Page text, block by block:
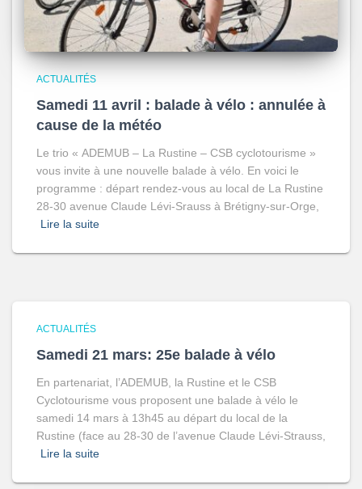
ACTUALITÉS
Samedi 11 avril : balade à vélo : annulée à
cause de la météo
Le trio « ADEMUB – La Rustine – CSB cyclotourisme »
vous invite à une nouvelle balade à vélo. En voici le
programme : départ rendez-vous au local de La Rustine
28-30 avenue Claude Lévi-Srauss à Brétigny-sur-Orge,
Lire la suite
ACTUALITÉS
Samedi 21 mars: 25e balade à vélo
En partenariat, l’ADEMUB, la Rustine et le CSB
Cyclotourisme vous proposent une balade à vélo le
samedi 14 mars à 13h45 au départ du local de la
Rustine (face au 28-30 de l’avenue Claude Lévi-Strauss,
Lire la suite